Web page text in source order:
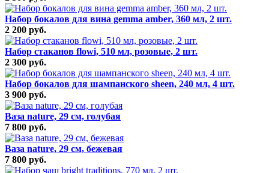
Набор бокалов для вина gemma amber, 360 мл, 2 шт.
2 200 руб.
Набор стаканов flowi, 510 мл, розовые, 2 шт.
2 300 руб.
Набор бокалов для шампанского sheen, 240 мл, 4 шт.
3 900 руб.
Ваза nature, 29 см, голубая
7 800 руб.
Ваза nature, 29 см, бежевая
7 800 руб.